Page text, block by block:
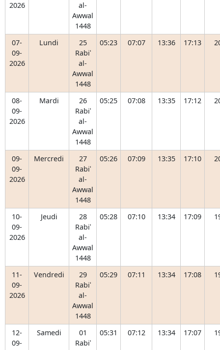
2026
al-
Awwal
1448
07-
09-
2026
Lundi
25
Rabiʿ
al-
Awwal
1448
05:23 07:07 13:36 17:13
08-
09-
2026
Mardi
26
Rabiʿ
al-
Awwal
1448
05:25 07:08 13:35 17:12
09-
09-
2026
Mercredi
27
Rabiʿ
al-
Awwal
1448
05:26 07:09 13:35 17:10
10-
09-
2026
Jeudi
28
Rabiʿ
al-
Awwal
1448
05:28 07:10 13:34 17:09
11-
09-
2026
Vendredi
29
Rabiʿ
al-
Awwal
1448
05:29 07:11 13:34 17:08
12-
09-
Samedi
01
Rabiʿ
05:31 07:12 13:34 17:07